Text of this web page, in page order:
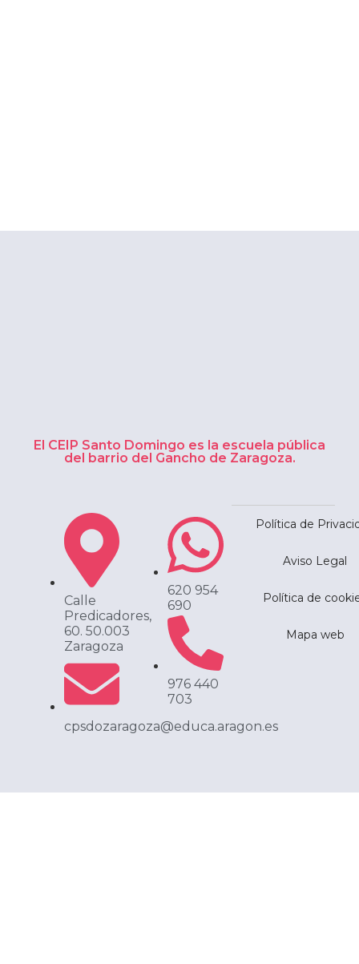
El CEIP Santo Domingo es la escuela pública
del barrio del Gancho de Zaragoza.
Calle
Predicadores,
60. 50.003
Zaragoza
cpsdozaragoza@educa.aragon.es
620 954
690
976 440
703
Política de
Aviso Legal
Política de
Mapa web